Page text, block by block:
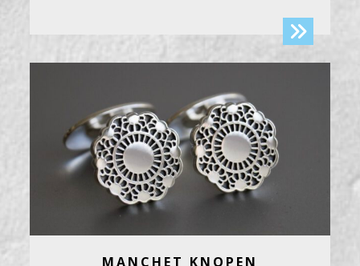
MANCHET KNOPEN